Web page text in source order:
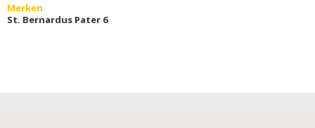
Merken
St. Bernardus Pater 6